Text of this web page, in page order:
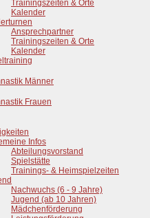
Trainingszeiten & Orte
Kalender
Ansprechpartner
Trainingszeiten & Orte
Kalender
Männer
Frauen
Infos
Abteilungsvorstand
Spielstätte
Trainings- & Heimspielzeiten
Nachwuchs (6 - 9 Jahre)
Jugend (ab 10 Jahren)
Mädchenförderung